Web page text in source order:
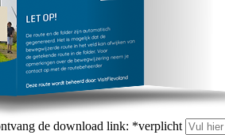
de download link: *verplicht